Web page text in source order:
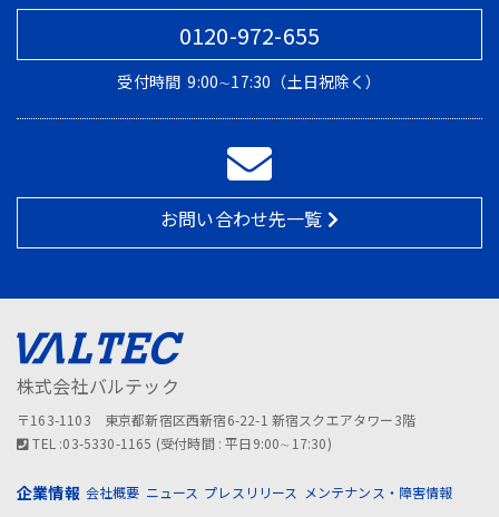
0120-972-655
受付時間 9:00∼17:30（土日祝除く）
お問い合わせ先一覧
株式会社バルテック
〒163-1103 東京都新宿区西新宿6-22-1 新宿スクエアタワー3階
TEL :03-5330-1165 (受付時間 : 平日9:00∼17:30)
企業情報 会社概要 ニュース プレスリリース
メンテナンス・障害情報